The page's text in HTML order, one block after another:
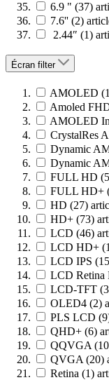
6.9 " (37)
7.6'' (2)
2.44″ (1)
Écran filter
AMOLED
Amoled
AMOLED
CrystalRes
Dynamic
Dynamic
FULL HD
FULL HD+
HD (27)
HD+ (73)
LCD (46)
LCD HD+
LCD IPS
LCD Retina
LCD-TFT
OLED4 (2)
PLS LCD
QHD+ (6)
QQVGA
QVGA (20)
Retina (1)